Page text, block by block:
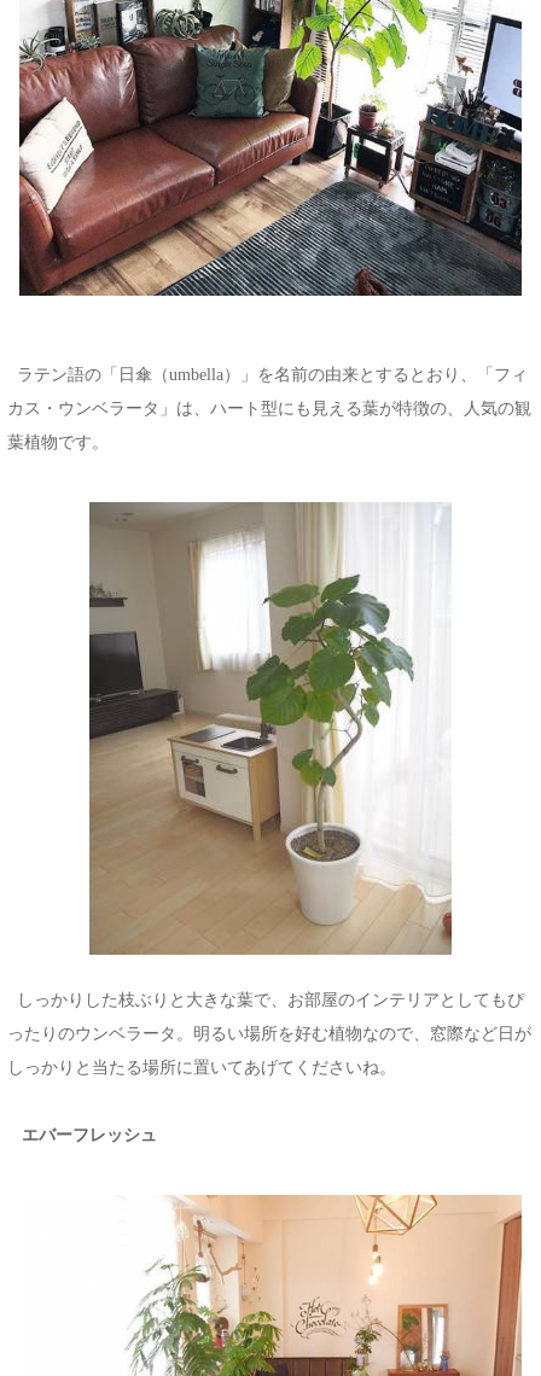
ラテン語の「日傘（umbella）」を名前の由来とするとおり、「フィ
カス・ウンベラータ」は、ハート型にも見える葉が特徴の、人気の観
葉植物です。
しっかりした枝ぶりと大きな葉で、お部屋のインテリアとしてもぴ
ったりのウンベラータ。明るい場所を好む植物なので、窓際など日が
しっかりと当たる場所に置いてあげてくださいね。
エバーフレッシュ